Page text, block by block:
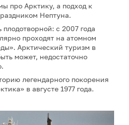
про Арктику, а подход к
Нептуна.
с 2007 года
проходят на атомном
Арктический туризм в
может, недостаточно
легендарного покорения
в августе 1977 года.